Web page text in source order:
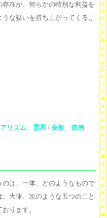
在が、何らかの特別な利益を
な疑いを持ち上がってくるこ
リズム、霊界 / 宗教、道徳
は、一体、どのようなもので
大体、次のような五つのこと
ります。